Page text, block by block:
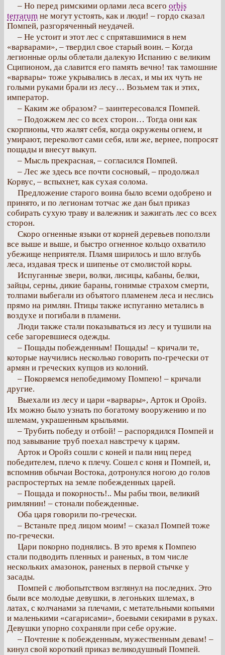
– Но перед римскими орлами леса всего orbis
terrarum не могут устоять, как и люди! – гордо сказал
Помпей, разгоряченный неудачей.
– Не устоит и этот лес с спрятавшимися в нем
«варварами», – твердил свое старый воин. – Когда
легионные орлы облетали далекую Испанию с великим
Сципионом, да славится его память вечно! так тамошние
«варвары» тоже укрывались в лесах, и мы их чуть не
голыми руками брали из лесу… Возьмем так и этих,
император.
– Каким же образом? – заинтересовался Помпей.
– Подожжем лес со всех сторон… Тогда они как
скорпионы, что жалят себя, когда окружены огнем, и
умирают, переколют сами себя, или же, вернее, попросят
пощады и внесут выкуп.
– Мысль прекрасная, – согласился Помпей.
– Лес же здесь все почти сосновый, – продолжал
Корвус, – вспыхнет, как сухая солома.
Предложение старого воина было всеми одобрено и
принято, и по легионам тотчас же дан был приказ
собирать сухую траву и валежник и зажигать лес со всех
сторон.
Скоро огненные языки от корней деревьев поползли
все выше и выше, и быстро огненное кольцо охватило
убежище неприятеля. Пламя ширилось и шло вглубь
леса, издавая треск и шипенье от смолистой коры.
Испуганные звери, волки, лисицы, кабаны, белки,
зайцы, серны, дикие бараны, гонимые страхом смерти,
толпами выбегали из объятого пламенем леса и неслись
прямо на римлян. Птицы также испуганно метались в
воздухе и погибали в пламени.
Люди также стали показываться из лесу и тушили на
себе загоревшиеся одежды.
– Пощады побежденным! Пощады! – кричали те,
которые научились несколько говорить по-гречески от
армян и греческих купцов из колоний.
– Покоряемся непобедимому Помпею! – кричали
другие.
Выехали из лесу и цари «варвары», Арток и Оройз.
Их можно было узнать по богатому вооружению и по
шлемам, украшенным крыльями.
– Трубить победу и отбой! – распорядился Помпей и
под завывание труб поехал навстречу к царям.
Арток и Оройз сошли с коней и пали ниц перед
победителем, плечо к плечу. Сошел с коня и Помпей, и,
вспомнив обычаи Востока, дотронулся ногою до голов
распростертых на земле побежденных царей.
– Пощада и покорность!.. Мы рабы твои, великий
римлянин! – стонали побежденные.
Оба царя говорили по-гречески.
– Встаньте пред лицом моим! – сказал Помпей тоже
по-гречески.
Цари покорно поднялись. В это время к Помпею
стали подводить пленных и раненых, в том числе
нескольких амазонок, раненых в первой стычке у
засады.
Помпей с любопытством взглянул на последних. Это
были все молодые девушки, в легоньких шлемах, в
латах, с колчанами за плечами, с метательными копьями
и маленькими «сагарисами», боевыми секирами в руках.
Девушки упорно сохраняли при себе оружие.
– Почтение к побежденным, мужественным девам! –
кинул свой короткий приказ великодушный Помпей.